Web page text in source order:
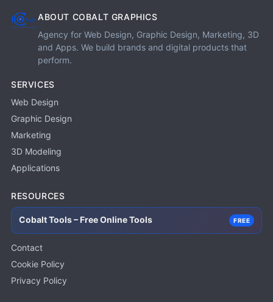
ABOUT COBALT GRAPHICS
Agency for Web Design, Graphic Design, Marketing, 3D
and Apps. We build brands and digital products that
perform.
SERVICES
Web Design
Graphic Design
Marketing
3D Modeling
Applications
RESOURCES
Cobalt Tools – Free Online Tools FREE
Contact
Cookie Policy
Privacy Policy